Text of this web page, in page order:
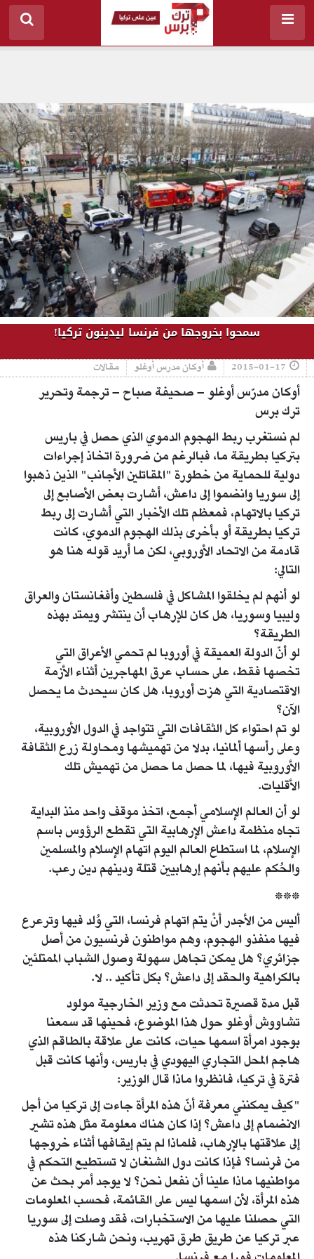
سمحوا بخروجها من فرنسا ليدينون تركيا!
2015-01-17 أوكان مدرس أوغلو مقالات
أوكان مدرّس أوغلو – صحيفة صباح – ترجمة وتحرير
ترك برس
لم نستغرب ربط الهجوم الدموي الذي حصل في باريس
بتركيا بطريقة ما، فبالرغم من ضرورة اتخاذ إجراءات
دولية للحماية من خطورة "المقاتلين الأجانب" الذين ذهبوا
إلى سوريا وانضموا إلى داعش، أشارت بعض الأصابع إلى
تركيا بالاتهام، فمعظم تلك الأخبار التي أشارت إلى ربط
تركيا بطريقة أو بأخرى بذلك الهجوم الدموي، كانت
قادمة من الاتحاد الأوروبي، لكن ما أريد قوله هنا هو
التالي:
لو أنهم لم يخلقوا المشاكل في فلسطين وأفغانستان والعراق
وليبيا وسوريا، هل كان للإرهاب أن ينتشر ويمتد بهذه
الطريقة؟
لو أنّ الدولة العميقة في أوروبا لم تحمي الأعراق التي
تخصها فقط، على حساب عرق المهاجرين أثناء الأزمة
الاقتصادية التي هزت أوروبا، هل كان سيحدث ما يحصل
الآن؟
لو تم احتواء كل الثقافات التي تتواجد في الدول الأوروبية،
وعلى رأسها ألمانيا، بدلا من تهميشها ومحاولة زرع الثقافة
الأوروبية فيها، لما حصل ما حصل من تهميش تلك
الأقليات.
لو أن العالم الإسلامي أجمع، اتخذ موقف واحد منذ البداية
تجاه منظمة داعش الإرهابية التي تقطع الرؤوس باسم
الإسلام، لما استطاع العالم اليوم اتهام الإسلام والمسلمين
والحُكم عليهم بأنهم إرهابيين قتلة ودينهم دين رعب.
***
أليس من الأجدر أنْ يتم اتهام فرنسا، التي وُلد فيها وترعرع
فيها منفذو الهجوم، وهم مواطنون فرنسيون من أصل
جزائري؟ هل يمكن تجاهل سهولة وصول الشباب الممتلئين
بالكراهية والحقد إلى داعش؟ بكل تأكيد .. لا.
قبل مدة قصيرة تحدثت مع وزير الخارجية مولود
تشاووش أوغلو حول هذا الموضوع، فحينها قد سمعنا
بوجود امرأة اسمها حيات، كانت على علاقة بالطاقم الذي
هاجم المحل التجاري اليهودي في باريس، وأنها كانت قبل
فترة في تركيا، فانظروا ماذا قال الوزير:
"كيف يمكنني معرفة أنّ هذه المرأة جاءت إلى تركيا من أجل
الانضمام إلى داعش؟ إذا كان هناك معلومة مثل هذه تشير
إلى علاقتها بالإرهاب، فلماذا لم يتم إيقافها أثناء خروجها
من فرنسا؟ فإذا كانت دول الشنغان لا تستطيع التحكم في
مواطنيها ماذا علينا أن نفعل نحن؟ لا يوجد أمر بحث عن
هذه المرأة، لأن اسمها ليس على القائمة، فحسب المعلومات
التي حصلنا عليها من الاستخبارات، فقد وصلت إلى سوريا
عبر تركيا عن طريق طرق تهريب، ونحن شاركنا هذه